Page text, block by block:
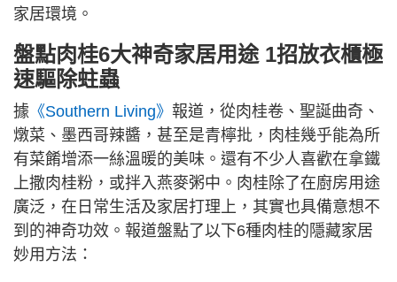
家居環境。
盤點肉桂6大神奇家居用途 1招放衣櫃極
速驅除蛀蟲
據 《Southern Living》 報道，從肉桂卷、聖誕曲奇、
燉菜、墨西哥辣醬，甚至是青檸批，肉桂幾乎能為所
有菜餚增添一絲溫暖的美味。還有不少人喜歡在拿鐵
上撒肉桂粉，或拌入燕麥粥中。肉桂除了在廚房用途
廣泛，在日常生活及家居打理上，其實也具備意想不
到的神奇功效。報道盤點了以下6種肉桂的隱藏家居
妙用方法：